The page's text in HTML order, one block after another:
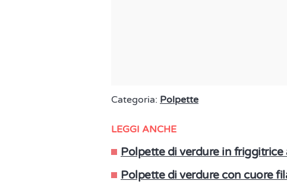
Categoria: Polpette
LEGGI ANCHE
Polpette di verdure in friggitrice
Polpette di verdure con cuore